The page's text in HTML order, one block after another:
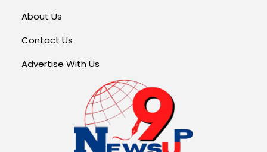
About Us
Contact Us
Advertise With Us